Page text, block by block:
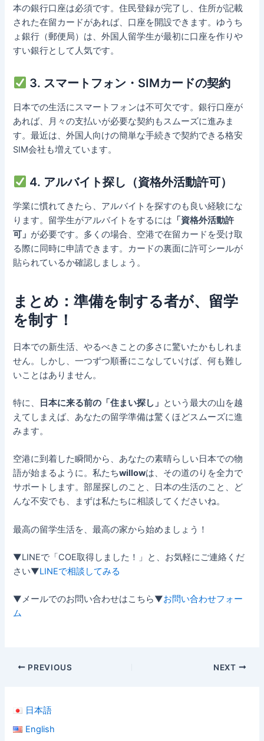
日本語
English
本の銀行口座は必須です。住民登録が完了し、住所が記載
された在留カードがあれば、口座を開設できます。ゆうち
ょ銀行（郵便局）は、外国人留学生が最初に口座を作りや
すい銀行として人気です。
3. スマートフォン・SIMカードの契約
日本での生活にスマートフォンは不可欠です。銀行口座が
あれば、月々の支払いが必要な契約もスムーズに進みま
す。最近は、外国人向けの簡単な手続きで契約できる格安
SIM会社も増えています。
4. アルバイト探し（資格外活動許可）
学業に慣れてきたら、アルバイトを探すのも良い経験にな
ります。留学生がアルバイトをするには 「資格外活動許
可」 が必要です。多くの場合、空港で在留カードを受け取
る際に同時に申請できます。カードの裏面に許可シールが
貼られているか確認しましょう。
まとめ：準備を制する者が、留学
を制す！
日本での新生活、やるべきことの多さに驚いたかもしれま
せん。しかし、一つずつ順番にこなしていけば、何も難し
いことはありません。
特に、 日本に来る前の「住まい探し」 という最大の山を越
えてしまえば、あなたの留学準備は驚くほどスムーズに進
みます。
空港に到着した瞬間から、あなたの素晴らしい日本での物
語が始まるように。私たちwillowは、その道のりを全力で
サポートします。部屋探しのこと、日本の生活のこと、ど
んな不安でも、まずは私たちに相談してくださいね。
最高の留学生活を、最高の家から始めましょう！
▼LINEで「COE取得しました！」と、お気軽にご連絡くだ
さい▼LINEで相談してみる
▼メールでのお問い合わせはこちら▼お問い合わせフォー
ム
PREVIOUS NEXT